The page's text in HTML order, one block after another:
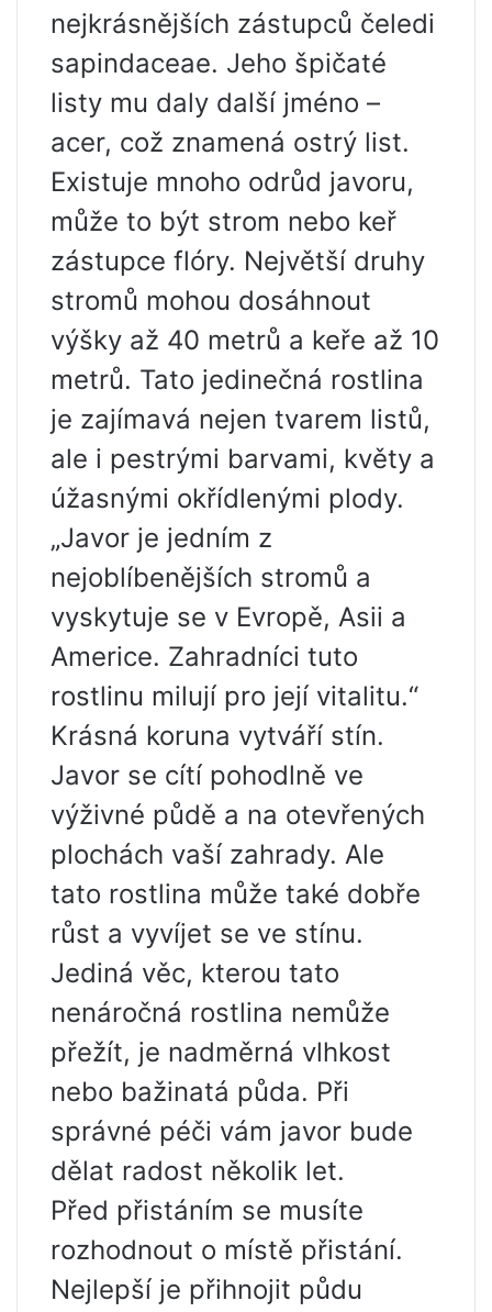
nejkrásnějších zástupců čeledi
sapindaceae. Jeho špičaté
listy mu daly další jméno –
acer, což znamená ostrý list.
Existuje mnoho odrůd javoru,
může to být strom nebo keř
zástupce flóry. Největší druhy
stromů mohou dosáhnout
výšky až 40 metrů a keře až 10
metrů. Tato jedinečná rostlina
je zajímavá nejen tvarem listů,
ale i pestrými barvami, květy a
úžasnými okřídlenými plody.
„Javor je jedním z
nejoblíbenějších stromů a
vyskytuje se v Evropě, Asii a
Americe. Zahradníci tuto
rostlinu milují pro její vitalitu.“
Krásná koruna vytváří stín.
Javor se cítí pohodlně ve
výživné půdě a na otevřených
plochách vaší zahrady. Ale
tato rostlina může také dobře
růst a vyvíjet se ve stínu.
Jediná věc, kterou tato
nenáročná rostlina nemůže
přežít, je nadměrná vlhkost
nebo bažinatá půda. Při
správné péči vám javor bude
dělat radost několik let.
Před přistáním se musíte
rozhodnout o místě přistání.
Nejlepší je přihnojit půdu